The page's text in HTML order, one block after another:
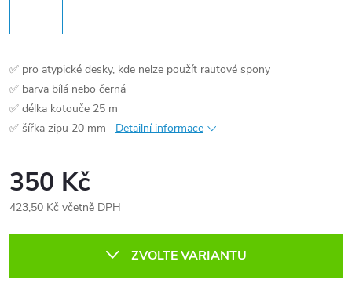
✅ pro atypické desky, kde nelze použít rautové spony
✅ barva bílá nebo černá
✅ délka kotouče 25 m
✅ šířka zipu 20 mm
Detailní informace
350 Kč
423,50 Kč včetně DPH
ZVOLTE VARIANTU